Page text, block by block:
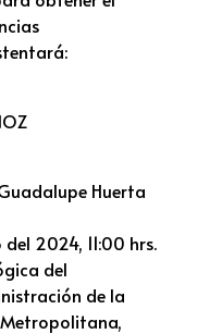
Huerta
2024, 11:00 hrs.
del
de la